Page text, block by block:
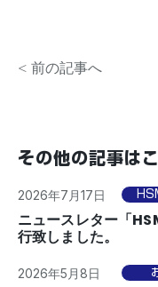
< 前の記事へ
その他の記事は
2026年7月17日
ニュースレター「
行致しました。
2026年5月8日